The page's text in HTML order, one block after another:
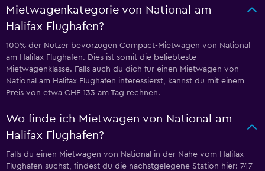
Mietwagenkategorie von National am
Halifax Flughafen?
100% der Nutzer bevorzugen Compact-Mietwagen von National
am Halifax Flughafen. Dies ist somit die beliebteste
Mietwagenklasse. Falls auch du dich für einen Mietwagen von
National am Halifax Flughafen interessierst, kannst du mit einem
Preis von etwa CHF 133 am Tag rechnen.
Wo finde ich Mietwagen von National am
Halifax Flughafen?
Falls du einen Mietwagen von National in der Nähe vom Halifax
Flughafen suchst, findest du die nächstgelegene Station hier: 747